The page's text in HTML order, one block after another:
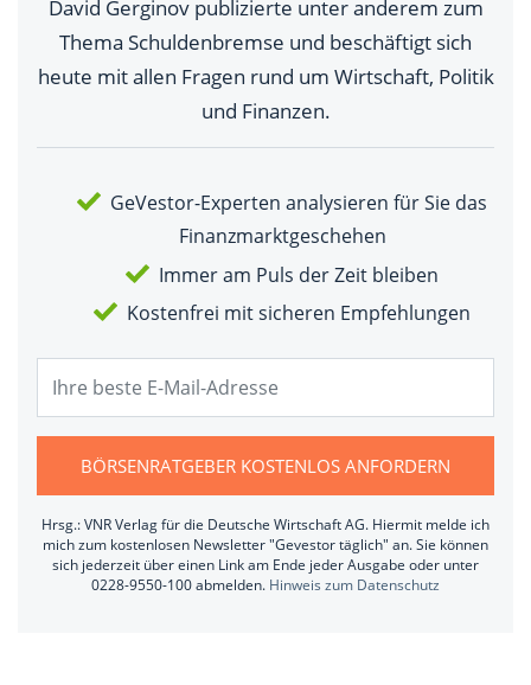
David Gerginov publizierte unter anderem zum
Thema Schuldenbremse und beschäftigt sich
heute mit allen Fragen rund um Wirtschaft, Politik
und Finanzen.
GeVestor-Experten analysieren für Sie das
Finanzmarktgeschehen
Immer am Puls der Zeit bleiben
Kostenfrei mit sicheren Empfehlungen
BÖRSENRATGEBER KOSTENLOS ANFORDERN
Hrsg.: VNR Verlag für die Deutsche Wirtschaft AG. Hiermit melde ich
mich zum kostenlosen Newsletter "Gevestor täglich" an. Sie können
sich jederzeit über einen Link am Ende jeder Ausgabe oder unter
0228-9550-100 abmelden. Hinweis zum Datenschutz